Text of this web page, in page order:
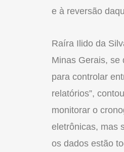
e à reversão
Raíra Ilido da
Minas Gerais, se
para controlar
relatórios”,
monitorar o
eletrônicas, mas
os dados estão